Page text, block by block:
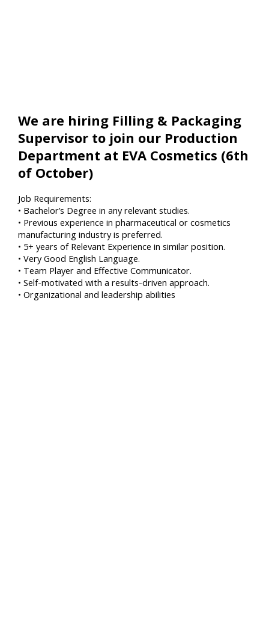
We are hiring Filling & Packaging
Supervisor to join our Production
Department at EVA Cosmetics (6th
of October)
Job Requirements:
• Bachelor’s Degree in any relevant studies.
• Previous experience in pharmaceutical or cosmetics
manufacturing industry is preferred.
• 5+ years of Relevant Experience in similar position.
• Very Good English Language.
• Team Player and Effective Communicator.
• Self-motivated with a results-driven approach.
• Organizational and leadership abilities